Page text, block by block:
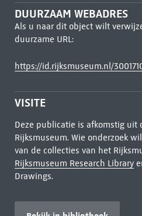
DUURZAAM WEBADRES
Als u naar dit object wilt
duurzame URL:
https://id.rijksmuseum.nl/
VISITE
Deze publicatie is afkomstig uit
Rijksmuseum. Wie onderzoek
van de collecties van het
Rijksmuseum Research Library
Drawings.